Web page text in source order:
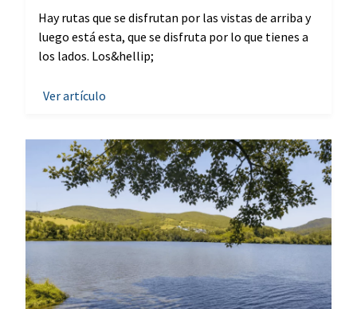
Hay rutas que se disfrutan por las vistas de arriba y
luego está esta, que se disfruta por lo que tienes a
los lados. Los&hellip;
Ver artículo